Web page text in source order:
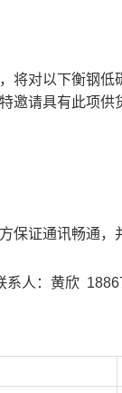
将对以下衡钢
邀请具有此项
保证通讯畅通
系人：黄欣